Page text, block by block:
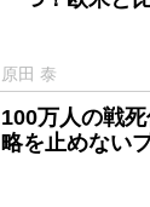
原田 泰
100万人の戦
略を止めない